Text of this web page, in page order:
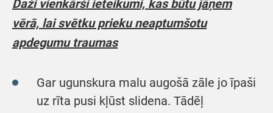
Daži vienkārši ieteikumi, kas būtu jāņem
vērā, lai svētku prieku neaptumšotu
apdegumu traumas
Gar ugunskura malu augošā zāle jo īpaši
uz rīta pusi kļūst slidena. Tādēļ